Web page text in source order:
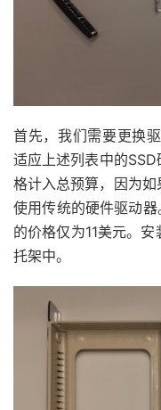
首先，我们需要更换
适应上述列表中的
格计入总预算，因为
使用传统的硬件驱动
的价格仅为11美元。
托架中。